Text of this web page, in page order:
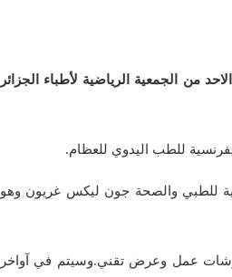
من الجمعية الرياضية لأطباء الجزائر
للطب اليدوي للعظام.
للطبي والصحة جون ليكس غريون وهو
عمل وعرض تقني.وسيتم في آواخر